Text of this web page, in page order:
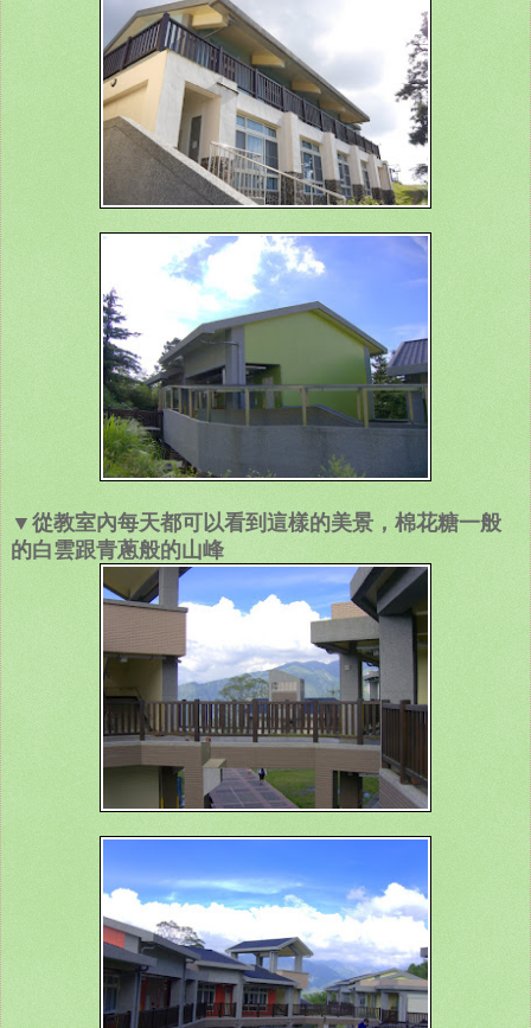
▼從教室內每天都可以看到這樣的美景，棉花糖一般
的白雲跟青蔥般的山峰